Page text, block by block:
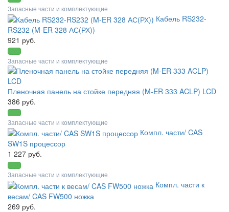
Запасные части и комплектующие
Кабель RS232-
RS232 (M-ER 328 АС(РХ))
921 руб.
Запасные части и комплектующие
Пленочная панель на стойке передняя (M-ER 333 ACLP) LCD
386 руб.
Запасные части и комплектующие
Компл. части/ CAS
SW1S процессор
1 227 руб.
Запасные части и комплектующие
Компл. части к
весам/ CAS FW500 ножка
269 руб.